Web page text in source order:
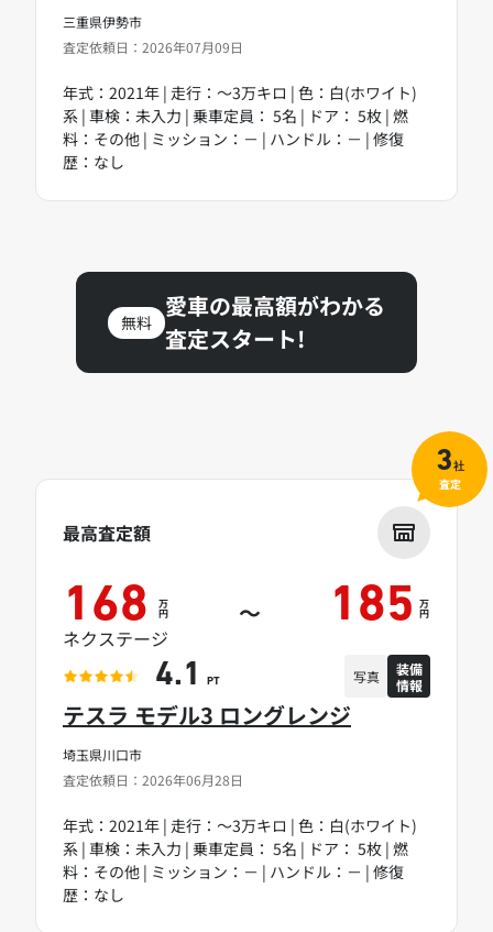
三重県伊勢市
査定依頼日：2026年07月09日
年式：2021年 | 走行：～3万キロ | 色：白(ホワイト)
系 | 車検：未入力 | 乗車定員： 5名 | ドア： 5枚 | 燃
料：その他 | ミッション：－ | ハンドル：－ | 修復
歴：なし
無料
愛車の最高額がわかる
査定スタート!
埼玉県川口市
査定依頼日：2026年06月28日
テスラ モデル3 ロングレンジ
年式：2021年 | 走行：～3万キロ | 色：白(ホワイト)
系 | 車検：未入力 | 乗車定員： 5名 | ドア： 5枚 | 燃
料：その他 | ミッション：－ | ハンドル：－ | 修復
歴：なし
最高査定額
168 万
円 ～ 185 万
円
ネクステージ
4.1 PT 写真
装備
情報
3社
査定